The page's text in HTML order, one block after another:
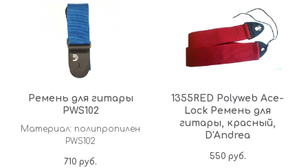
Ремень для гитары
PWS102
Материал: полипропилен
PWS102
710 руб.
1355RED Polyweb Ace-
Lock Ремень для
гитары, красный,
D'Andrea
550 руб.